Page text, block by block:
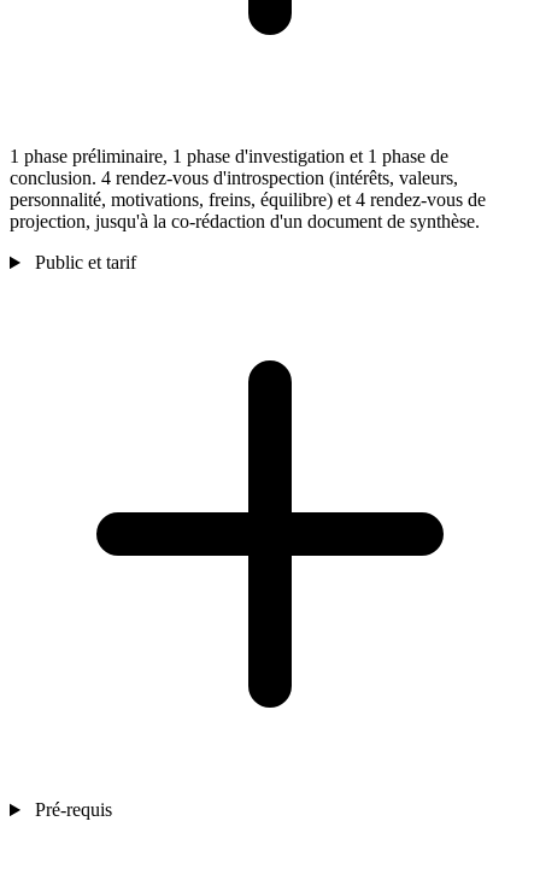
1 phase préliminaire, 1 phase d'investigation et 1 phase de
conclusion. 4 rendez-vous d'introspection (intérêts, valeurs,
personnalité, motivations, freins, équilibre) et 4 rendez-vous de
projection, jusqu'à la co-rédaction d'un document de synthèse.
Public et tarif
Pré-requis